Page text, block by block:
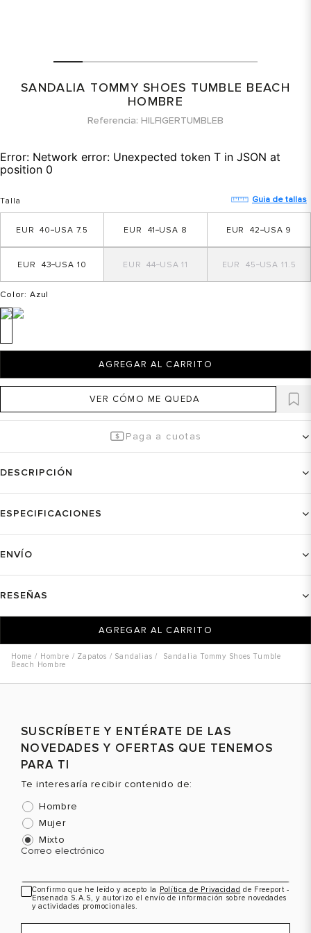
SANDALIA TOMMY SHOES TUMBLE BEACH
HOMBRE
Referencia HILFIGERTUMBLEB
Error: Network error: Unexpected token T in JSON at
position 0
Talla Guia de tallas
7.5
40 8
41 9
42
10
43 11
44 11.5
45
Color: Azul
AGREGAR AL CARRITO
VER CÓMO ME QUEDA
Paga a cuotas
DESCRIPCIÓN
ESPECIFICACIONES
ENVÍO
RESEÑAS
AGREGAR AL CARRITO
Hombre Zapatos Sandalias
Sandalia Tommy Shoes Tumble
Beach Hombre
SUSCRÍBETE Y ENTÉRATE DE LAS
NOVEDADES Y OFERTAS QUE TENEMOS
PARA TI
Te interesaría recibir contenido de:
Hombre
Mujer
Mixto
Correo electrónico
Confirmo que he leído y acepto la Política de Privacidad de Freeport -
Ensenada S.A.S, y autorizo el envío de información sobre novedades
y actividades promocionales.